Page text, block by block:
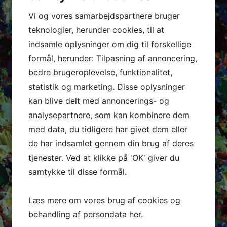
Vi og vores samarbejdspartnere bruger
teknologier, herunder cookies, til at
indsamle oplysninger om dig til forskellige
formål, herunder: Tilpasning af annoncering,
bedre brugeroplevelse, funktionalitet,
statistik og marketing. Disse oplysninger
kan blive delt med annoncerings- og
analysepartnere, som kan kombinere dem
med data, du tidligere har givet dem eller
de har indsamlet gennem din brug af deres
tjenester. Ved at klikke på 'OK' giver du
samtykke til disse formål.
Læs mere om vores brug af cookies og
behandling af persondata her.